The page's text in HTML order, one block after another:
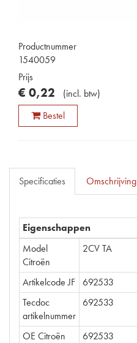
Productnummer
1540059
Prijs
€ 0,22 (incl. btw)
Bestel
Specificaties Omschrijving
Eigenschappen
Model
Citroën
2CV TA
Artikelcode JF
692533
Tecdoc
artikelnummer
692533
OE Citroën
692533